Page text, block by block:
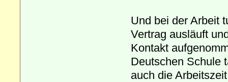
Und bei der Arbeit
Vertrag ausläuft
Kontakt
Deutschen Schule
auch die